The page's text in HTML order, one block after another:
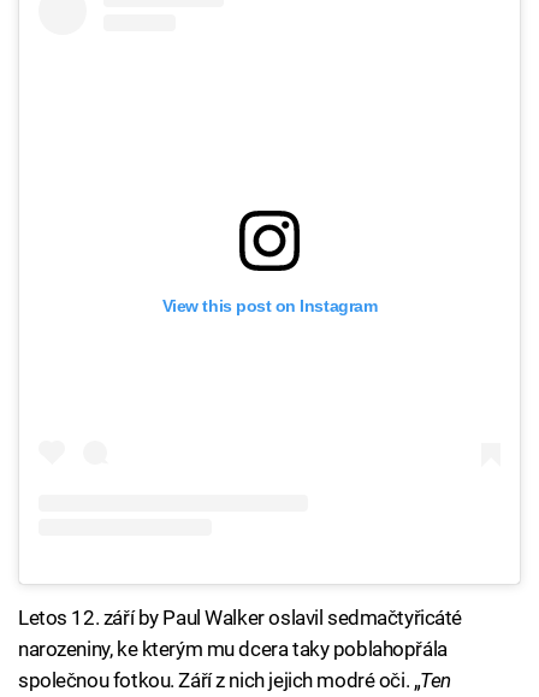
View this post on Instagram
Letos 12. září by Paul Walker oslavil sedmačtyřicáté
narozeniny, ke kterým mu dcera taky poblahopřála
společnou fotkou. Září z nich jejich modré oči. „Ten